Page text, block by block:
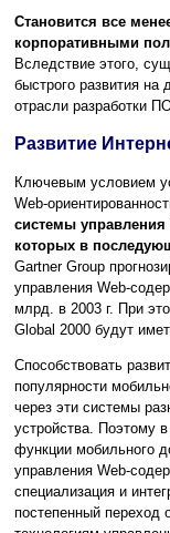
Cтановится все
корпоративными
Вследствие этого,
быстрого развития на
отрасли разработки
Развитие
Ключевым условием
Web-
системы
которых в
Gartner Group
управления Web-
млрд. в 2003 г. При
Global 2000 будут
Cпособствовать
популярности
через эти системы
устройства. Поэтому
функции мобильного
управления Web-
специализация и
постепенный переход